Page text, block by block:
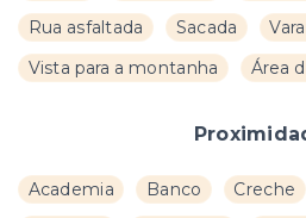
Rua asfaltada
Sacada
Vista para a montanha
Área
Academia Banco Creche